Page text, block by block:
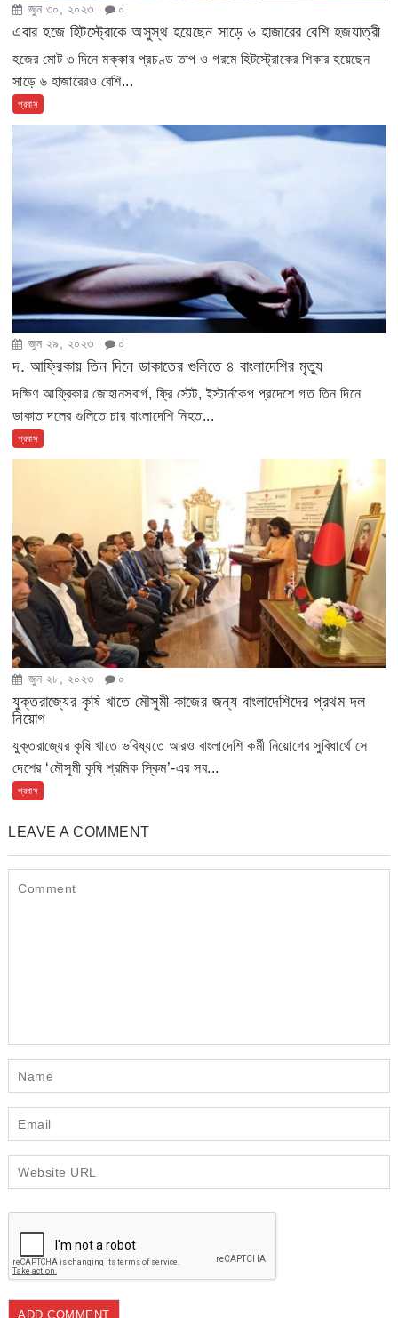
জুন ৩০, ২০২৩ ০
এবার হজে হিটস্ট্রোকে অসুস্থ হয়েছেন সাড়ে ৬ হাজারের বেশি হজযাত্রী
হজের মোট ৩ দিনে মক্কার প্রচণ্ড তাপ ও গরমে হিটস্ট্রোকের শিকার হয়েছেন
সাড়ে ৬ হাজারেরও বেশি...
প্রবাস
জুন ২৯, ২০২৩ ০
দ. আফ্রিকায় তিন দিনে ডাকাতের গুলিতে ৪ বাংলাদেশির মৃত্যু
দক্ষিণ আফ্রিকার জোহানসবার্গ, ফ্রি স্টেট, ইস্টার্নকেপ প্রদেশে গত তিন দিনে
ডাকাত দলের গুলিতে চার বাংলাদেশি নিহত...
প্রবাস
জুন ২৮, ২০২৩ ০
যুক্তরাজ্যের কৃষি খাতে মৌসুমী কাজের জন্য বাংলাদেশিদের প্রথম দল
নিয়োগ
যুক্তরাজ্যের কৃষি খাতে ভবিষ্যতে আরও বাংলাদেশি কর্মী নিয়োগের সুবিধার্থে সে
দেশের ‘মৌসুমী কৃষি শ্রমিক স্কিম’-এর সব...
প্রবাস
LEAVE A COMMENT